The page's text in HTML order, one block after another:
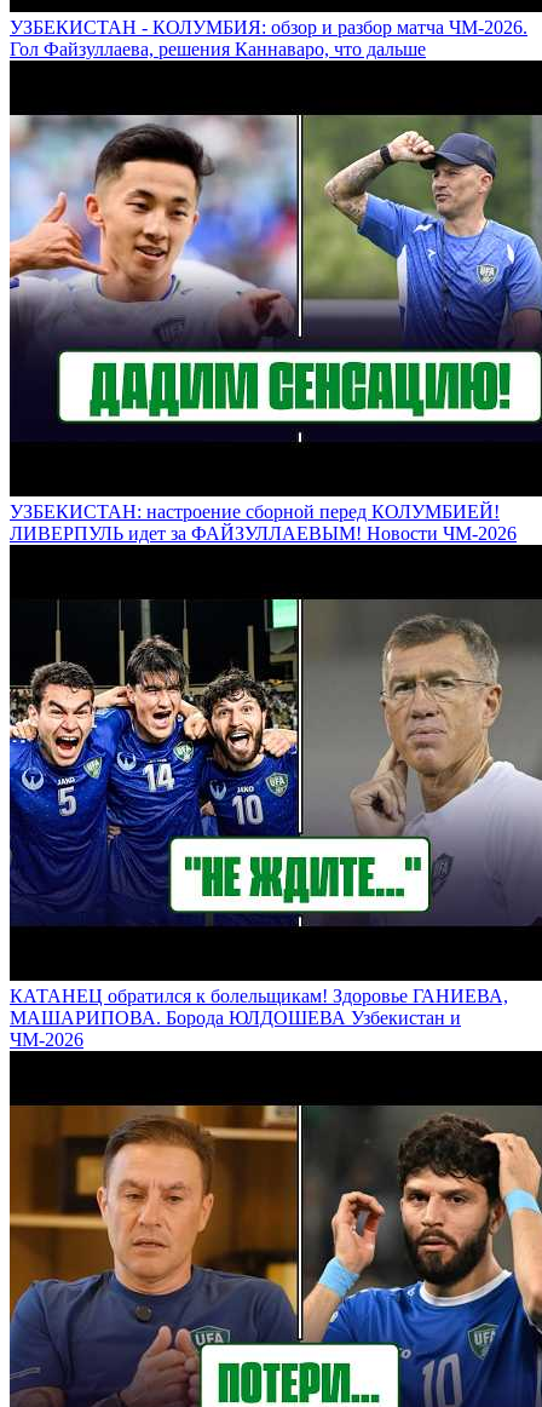
УЗБЕКИСТАН - КОЛУМБИЯ: обзор и разбор матча ЧМ-2026.
Гол Файзуллаева, решения Каннаваро, что дальше
УЗБЕКИСТАН: настроение сборной перед КОЛУМБИЕЙ!
ЛИВЕРПУЛЬ идет за ФАЙЗУЛЛАЕВЫМ! Новости ЧМ-2026
КАТАНЕЦ обратился к болельщикам! Здоровье ГАНИЕВА,
МАШАРИПОВА. Борода ЮЛДОШЕВА Узбекистан и
ЧМ-2026